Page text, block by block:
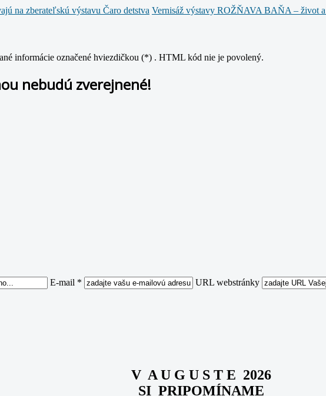
na zberateľskú výstavu Čaro detstva Vernisáž výstavy ROŽŇAVA BAŇA – život a
informácie označené hviezdičkou (*) . HTML kód nie je povolený.
nebudú zverejnené!
E-mail * URL webstránky
V A U G U S T E 2026
SI PRIPOMÍNAME